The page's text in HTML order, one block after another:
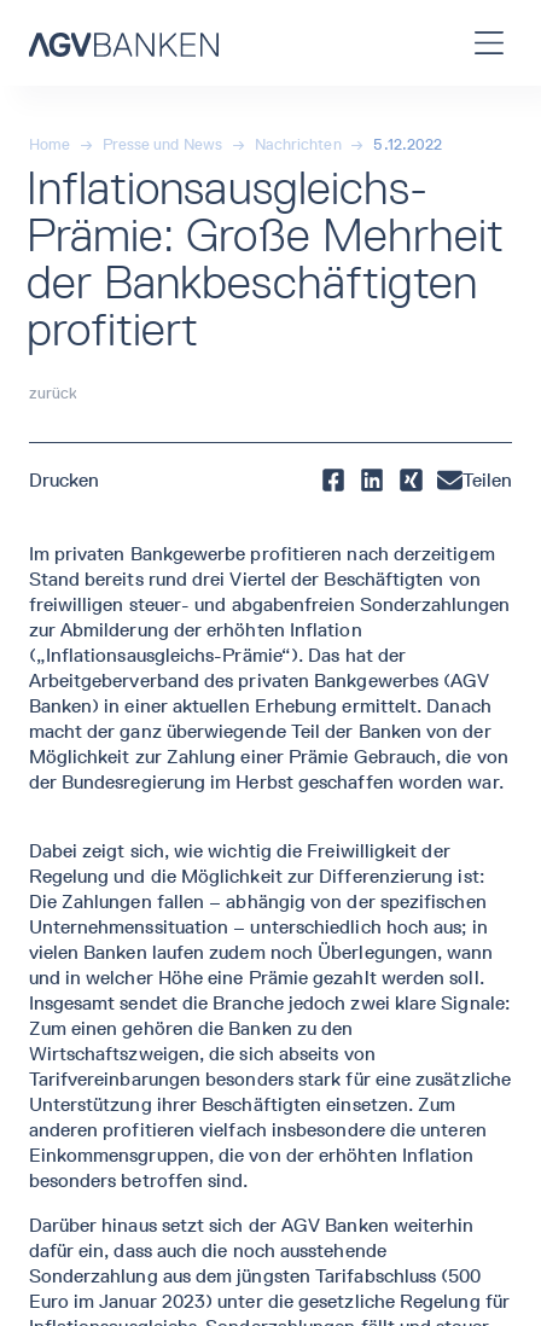
Home → Presse und News → Nachrichten → 5.12.2022
Inflationsausgleichs-
Prämie: Große Mehrheit
der Bankbeschäftigten
profitiert
zurück
Drucken Teilen
Im privaten Bankgewerbe profitieren nach derzeitigem
Stand bereits rund drei Viertel der Beschäftigten von
freiwilligen steuer- und abgabenfreien Sonderzahlungen
zur Abmilderung der erhöhten Inflation
(„Inflationsausgleichs-Prämie“). Das hat der
Arbeitgeberverband des privaten Bankgewerbes (AGV
Banken) in einer aktuellen Erhebung ermittelt. Danach
macht der ganz überwiegende Teil der Banken von der
Möglichkeit zur Zahlung einer Prämie Gebrauch, die von
der Bundesregierung im Herbst geschaffen worden war.
Dabei zeigt sich, wie wichtig die Freiwilligkeit der
Regelung und die Möglichkeit zur Differenzierung ist:
Die Zahlungen fallen – abhängig von der spezifischen
Unternehmenssituation – unterschiedlich hoch aus; in
vielen Banken laufen zudem noch Überlegungen, wann
und in welcher Höhe eine Prämie gezahlt werden soll.
Insgesamt sendet die Branche jedoch zwei klare Signale:
Zum einen gehören die Banken zu den
Wirtschaftszweigen, die sich abseits von
Tarifvereinbarungen besonders stark für eine zusätzliche
Unterstützung ihrer Beschäftigten einsetzen. Zum
anderen profitieren vielfach insbesondere die unteren
Einkommensgruppen, die von der erhöhten Inflation
besonders betroffen sind.
Darüber hinaus setzt sich der AGV Banken weiterhin
dafür ein, dass auch die noch ausstehende
Sonderzahlung aus dem jüngsten Tarifabschluss (500
Euro im Januar 2023) unter die gesetzliche Regelung für